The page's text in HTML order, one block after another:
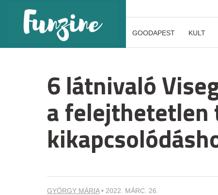
GOODAPEST KULT
6 látnivaló
a felejthetetlen
GYÖRGY MÁRIA• 2022. MÁRC. 26.